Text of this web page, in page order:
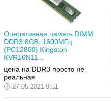
Оперативная память DIMM
DDR3 8GB, 1600МГц
(PC12800) Kingston
KVR16N11...
цена на DDR3 просто не
реальная
27.05.2021 9:51